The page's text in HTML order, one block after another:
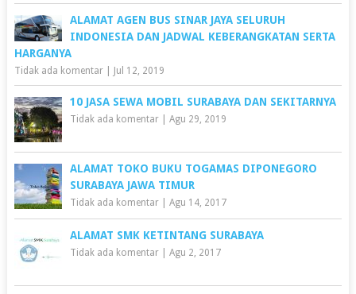
ALAMAT AGEN BUS SINAR JAYA SELURUH
INDONESIA DAN JADWAL KEBERANGKATAN SERTA
HARGANYA
Tidak ada komentar| Jul 12, 2019
10 JASA SEWA MOBIL SURABAYA DAN SEKITARNYA
Tidak ada komentar| Agu 29, 2019
ALAMAT TOKO BUKU TOGAMAS DIPONEGORO
SURABAYA JAWA TIMUR
Tidak ada komentar| Agu 14, 2017
ALAMAT SMK KETINTANG SURABAYA
Tidak ada komentar| Agu 2, 2017